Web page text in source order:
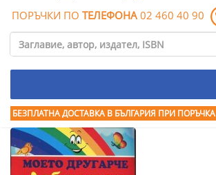
ПОРЪЧКИ ПО ТЕЛЕФОНА 02 460 40 90
БЕЗПЛАТНА ДОСТАВКА В БЪЛГАРИЯ ПРИ ПОРЪЧКА